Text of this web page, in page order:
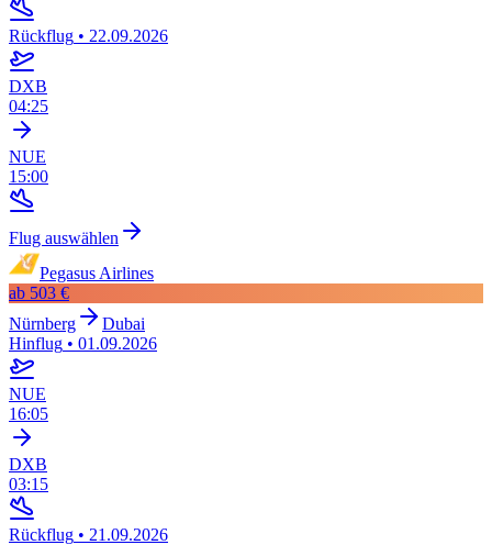
Rückflug • 22.09.2026
DXB
04:25
NUE
15:00
Flug auswählen
Pegasus Airlines
ab 503 €
Nürnberg
Dubai
Hinflug • 01.09.2026
NUE
16:05
DXB
03:15
Rückflug • 21.09.2026